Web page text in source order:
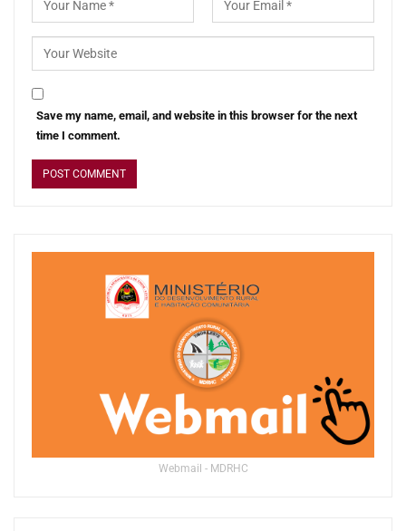
Save my name, email, and website in this browser for the next
time I comment.
Webmail - MDRHC